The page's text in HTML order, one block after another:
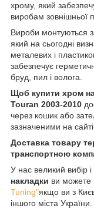
хрому, який
виробам зовнішньої
Вироби монтуються
який на сьогодні
металевих і
забезпечує
бруд, пил і волога.
Щоб купити хром
Touran 2003-2010
через кошик або
зазначеними на сайті
Доставка товару
транспортною
У нас великий вибір
накладки ви можете
Tuning"якщо ви з
іншого міста України.